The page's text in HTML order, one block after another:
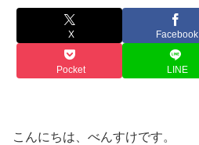
X Facebook
Pocket LINE
こんにちは、べんすけです。